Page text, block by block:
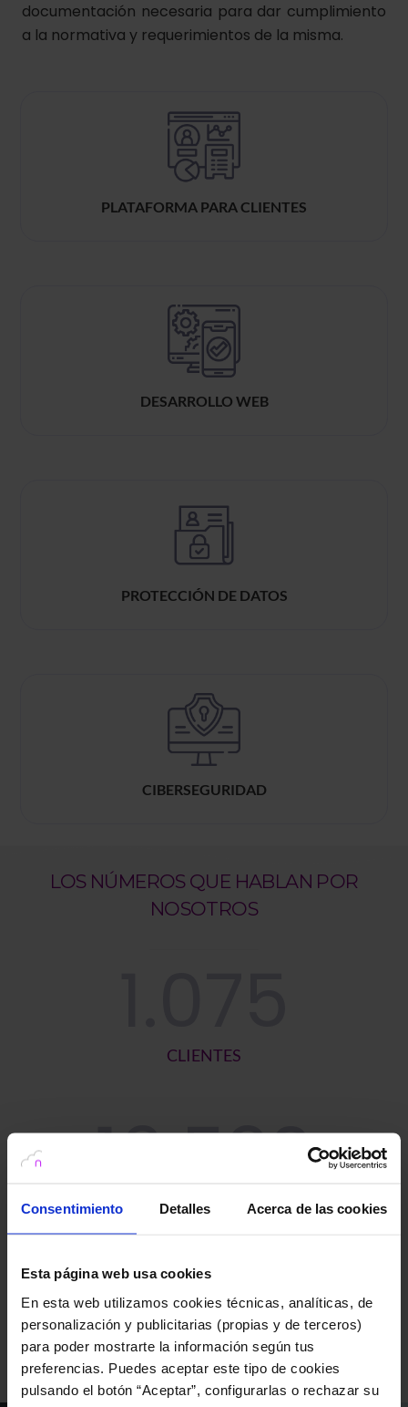
Consentimiento Detalles Acerca de las cookies
Esta página web usa cookies
En esta web utilizamos cookies técnicas, analíticas, de
personalización y publicitarias (propias y de terceros)
para poder mostrarte la información según tus
preferencias. Puedes aceptar este tipo de cookies
pulsando el botón “Aceptar”, configurarlas o rechazar su
documentación necesaria para dar cumplimiento
a la normativa y requerimientos de la misma.
PLATAFORMA PARA CLIENTES
DESARROLLO WEB
PROTECCIÓN DE DATOS
CIBERSEGURIDAD
LOS NÚMEROS QUE HABLAN POR
NOSOTROS
CLIENTES
16.520
INCIDENCIAS RESUELTAS
103
CLIENTES CON ASESORAMIENTO DPD